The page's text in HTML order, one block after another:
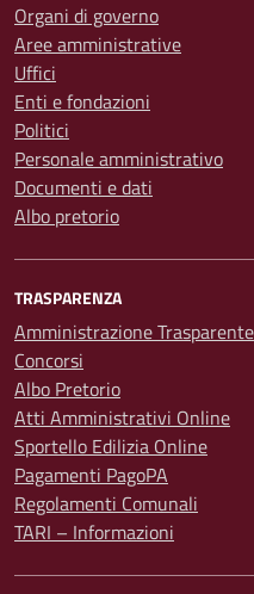
Organi di governo
Aree amministrative
Uffici
Enti e fondazioni
Politici
Personale amministrativo
Documenti e dati
Albo pretorio
TRASPARENZA
Amministrazione Trasparente
Concorsi
Albo Pretorio
Atti Amministrativi Online
Sportello Edilizia Online
Pagamenti PagoPA
Regolamenti Comunali
TARI – Informazioni